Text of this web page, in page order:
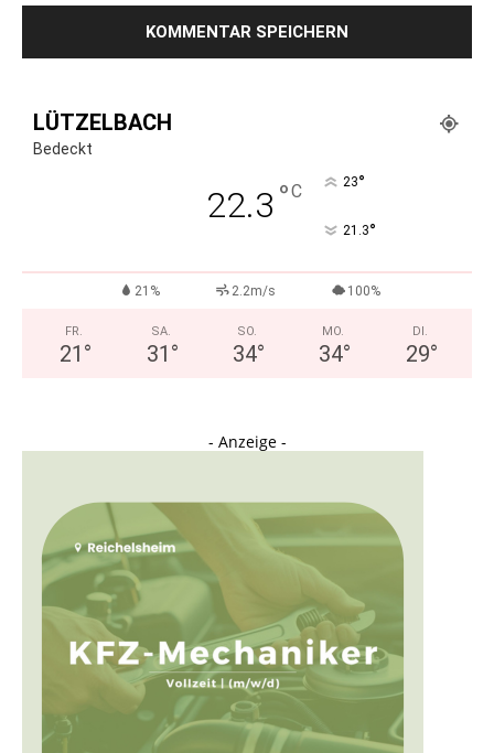
LÜTZELBACH
Bedeckt
22.3 °C 23°
21.3°
21% 2.2m/s 100%
FR.
21 °
SA.
31 °
SO.
34°
MO.
34°
DI.
29°
- Anzeige -